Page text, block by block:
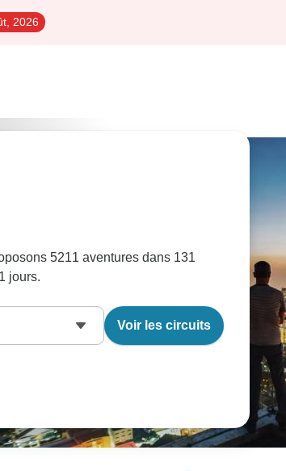
2026
5211 aventures dans 131
jours.
Voir les circuits